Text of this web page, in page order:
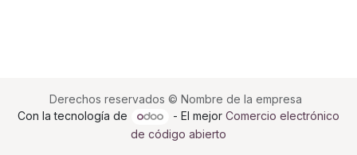
Derechos reservados © Nombre de la empresa
Con la tecnología de
- El mejor Comercio electrónico
de código abierto